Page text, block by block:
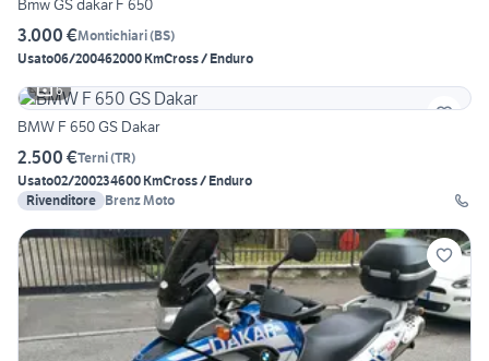
Bmw GS dakar F 650
3.000 €Montichiari(BS)
Usato06/200462000 KmCross / Enduro
6
BMW F 650 GS Dakar
2.500 €Terni(TR)
Usato02/200234600 KmCross / Enduro
Rivenditore Brenz Moto